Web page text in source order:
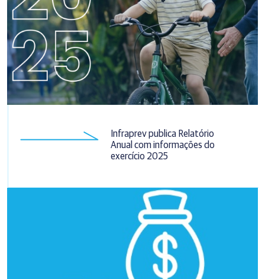
Infraprev publica Relatório
Anual com informações do
exercício 2025